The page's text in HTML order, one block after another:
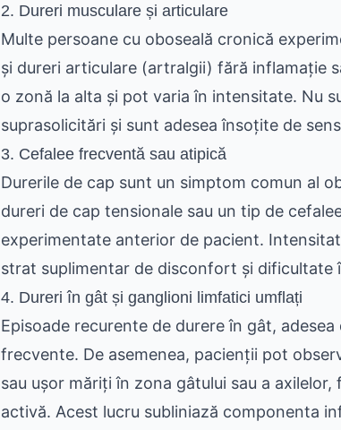
2. Dureri musculare și articulare
Multe persoane cu oboseală cronică
și dureri articulare (artralgii) fără inflamație
o zonă la alta și pot varia în intensitate. Nu
suprasolicitări și sunt adesea însoțite de
3. Cefalee frecventă sau atipică
Durerile de cap sunt un simptom comun al
dureri de cap tensionale sau un tip de
experimentate anterior de pacient.
strat suplimentar de disconfort și dificultate
4. Dureri în gât și ganglioni limfatici umflați
Episoade recurente de durere în gât,
frecvente. De asemenea, pacienții pot
sau ușor măriți în zona gâtului sau a
activă. Acest lucru subliniază componenta